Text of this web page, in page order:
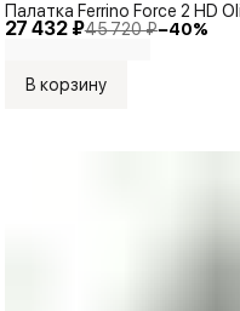
27 432 ₽45 720 ₽−40%
Палатка Ferrino Force 2 HD
В корзину